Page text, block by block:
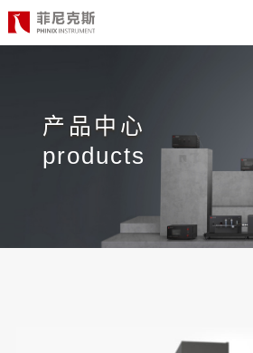
产品中心产品中心
products